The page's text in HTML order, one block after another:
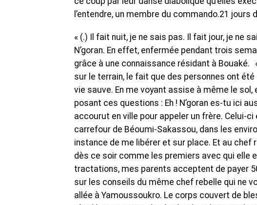
l’entendre, un membre du commando.21 jours
« (.) Il fait nuit, je ne sais pas. Il fait jour, je ne
N’goran. En effet, enfermée pendant trois
grâce à une connaissance résidant à Bouaké.
sur le terrain, le fait que des personnes ont été
vie sauve. En me voyant assise à même le sol,
posant ces questions : Eh ! N’goran es-tu ici
accourut en ville pour appeler un frère. Celui-
carrefour de Béoumi-Sakassou, dans les
instance de me libérer et sur place. Et au
dès ce soir comme les premiers avec qui elle
tractations, mes parents acceptent de payer
sur les conseils du même chef rebelle qui ne
allée à Yamoussoukro. Le corps couvert de